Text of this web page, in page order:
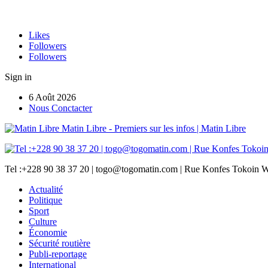
Likes
Followers
Followers
Sign in
6 Août 2026
Nous Conctacter
Matin Libre - Premiers sur les infos | Matin Libre
Tel :+228 90 38 37 20 | togo@togomatin.com | Rue Konfes Tokoin
Actualité
Politique
Sport
Culture
Économie
Sécurité routière
Publi-reportage
International